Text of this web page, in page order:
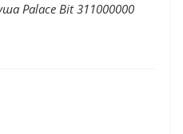
Palace Bit 311000000